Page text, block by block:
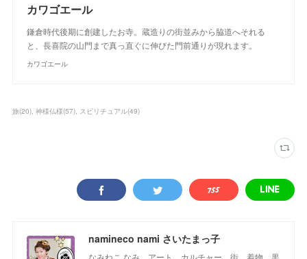
カワゴエール
鎌倉時代後期に創建したお寺。蔵造りの街並みから脇道へそれる
と、長喜院の山門まで真っ直ぐに伸びた門前通りが現れます。
カワゴエール
旅(20) 神様仏様(57) スピリチュアル(49)
namineco nami さいたまっ子
なみねこ なみ。アート、カルチャー、街、着物、黒